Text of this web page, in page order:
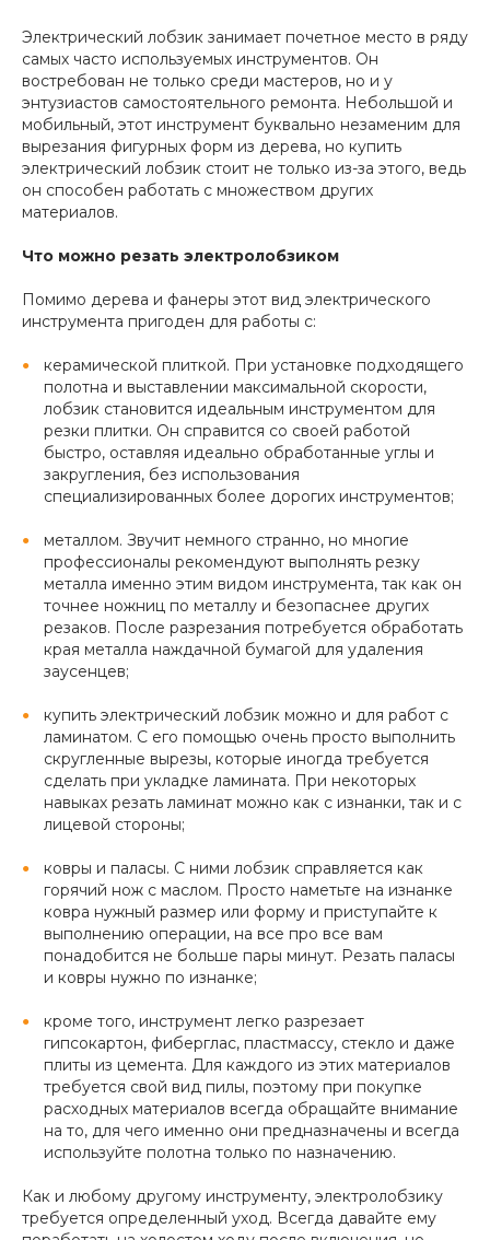
Электрический лобзик занимает почетное место в ряду
самых часто используемых инструментов. Он
востребован не только среди мастеров, но и у
энтузиастов самостоятельного ремонта. Небольшой и
мобильный, этот инструмент буквально незаменим для
вырезания фигурных форм из дерева, но купить
электрический лобзик стоит не только из-за этого, ведь
он способен работать с множеством других
материалов.
Что можно резать электролобзиком
Помимо дерева и фанеры этот вид электрического
инструмента пригоден для работы с:
керамической плиткой. При установке подходящего
полотна и выставлении максимальной скорости,
лобзик становится идеальным инструментом для
резки плитки. Он справится со своей работой
быстро, оставляя идеально обработанные углы и
закругления, без использования
специализированных более дорогих инструментов;
металлом. Звучит немного странно, но многие
профессионалы рекомендуют выполнять резку
металла именно этим видом инструмента, так как он
точнее ножниц по металлу и безопаснее других
резаков. После разрезания потребуется обработать
края металла наждачной бумагой для удаления
заусенцев;
купить электрический лобзик можно и для работ с
ламинатом. С его помощью очень просто выполнить
скругленные вырезы, которые иногда требуется
сделать при укладке ламината. При некоторых
навыках резать ламинат можно как с изнанки, так и с
лицевой стороны;
ковры и паласы. С ними лобзик справляется как
горячий нож с маслом. Просто наметьте на изнанке
ковра нужный размер или форму и приступайте к
выполнению операции, на все про все вам
понадобится не больше пары минут. Резать паласы
и ковры нужно по изнанке;
кроме того, инструмент легко разрезает
гипсокартон, фиберглас, пластмассу, стекло и даже
плиты из цемента. Для каждого из этих материалов
требуется свой вид пилы, поэтому при покупке
расходных материалов всегда обращайте внимание
на то, для чего именно они предназначены и всегда
используйте полотна только по назначению.
Как и любому другому инструменту, электролобзику
требуется определенный уход. Всегда давайте ему